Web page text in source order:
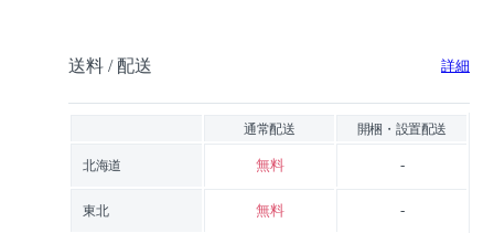
送料 / 配送 詳細
通常配送 開梱・設置配送
北海道 無料 -
東北 無料 -